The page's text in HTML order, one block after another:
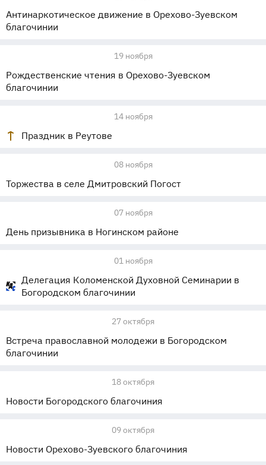
Антинаркотическое движение в Орехово-Зуевском
благочинии
19 ноября
Рождественские чтения в Орехово-Зуевском
благочинии
14 ноября
Праздник в Реутове
08 ноября
Торжества в селе Дмитровский Погост
07 ноября
День призывника в Ногинском районе
01 ноября
Делегация Коломенской Духовной Семинарии в
Богородском благочинии
27 октября
Встреча православной молодежи в Богородском
благочинии
18 октября
Новости Богородского благочиния
09 октября
Новости Орехово-Зуевского благочиния